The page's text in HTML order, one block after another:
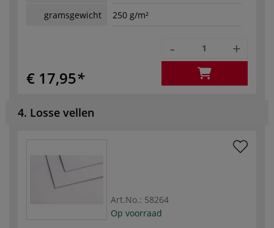
gramsgewicht
250 g/m²
€ 17,95
- +
4. Losse vellen
Art.No.: 58264
Op voorraad